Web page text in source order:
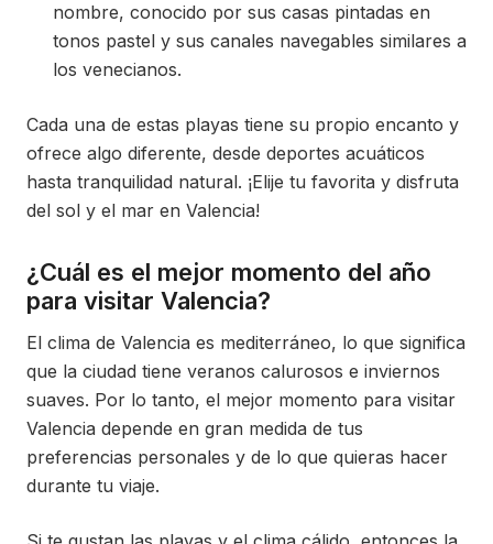
nombre, conocido por sus casas pintadas en
tonos pastel y sus canales navegables similares a
los venecianos.
Cada una de estas playas tiene su propio encanto y
ofrece algo diferente, desde deportes acuáticos
hasta tranquilidad natural. ¡Elije tu favorita y disfruta
del sol y el mar en Valencia!
¿Cuál es el mejor momento del año
para visitar Valencia?
El clima de Valencia es mediterráneo, lo que significa
que la ciudad tiene veranos calurosos e inviernos
suaves. Por lo tanto, el mejor momento para visitar
Valencia depende en gran medida de tus
preferencias personales y de lo que quieras hacer
durante tu viaje.